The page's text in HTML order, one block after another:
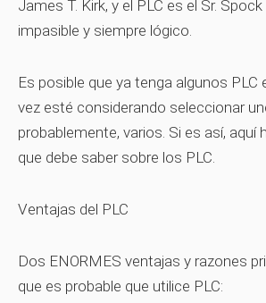
James T. Kirk, y el PLC es el Sr. Spock
impasible y siempre lógico.
Es posible que ya tenga algunos PLC
vez esté considerando seleccionar
probablemente, varios. Si es así, aquí
que debe saber sobre los PLC.
Ventajas del PLC
Dos ENORMES ventajas y razones
que es probable que utilice PLC: